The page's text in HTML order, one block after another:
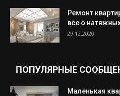
Ремонт
все о
29.12.2020
ПОПУЛЯРНЫЕ
Маленькая